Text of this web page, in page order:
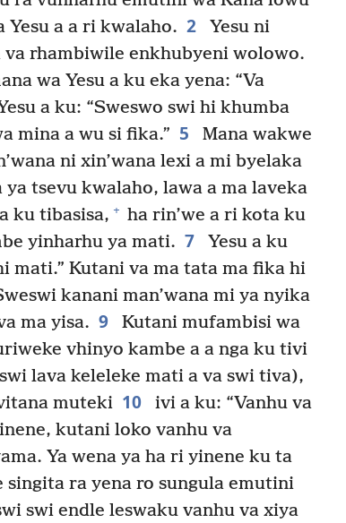
Yesu a a ri kwalaho. 2
Yesu ni
va rhambiwile enkhubyeni wolowo.
wa Yesu a ku eka yena: “Va
a ku: “Sweswo swi hi khumba
mina a wu si fika.” 5
Mana wakwe
ni xin’wana lexi a mi byelaka
tsevu kwalaho, lawa a ma laveka
ku tibasisa, + ha rin’we a ri kota ku
yinharhu ya mati. 7
Yesu a ku
mati.” Kutani va ma tata ma fika hi
kanani man’wana mi ya nyika
ma yisa. 9
Kutani mufambisi wa
vhinyo kambe a a nga ku tivi
lava keleleke mati a va swi tiva),
muteki 10
ivi a ku: “Vanhu va
kutani loko vanhu va
Ya wena ya ha ri yinene ku ta
singita ra yena ro sungula emutini
swi endle leswaku vanhu va xiya